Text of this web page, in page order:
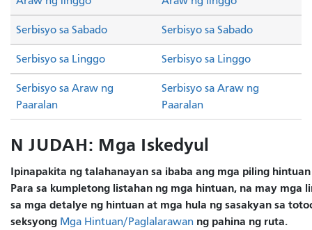
Serbisyo sa Sabado Serbisyo sa Sabado
Serbisyo sa Linggo Serbisyo sa Linggo
Serbisyo sa Araw ng
Paaralan
Serbisyo sa Araw ng
Paaralan
N JUDAH: Mga Iskedyul
Ipinapakita ng talahanayan sa ibaba ang mga piling
Para sa kumpletong listahan ng mga hintuan, na may mga
sa mga detalye ng hintuan at mga hula ng sasakyan sa
seksyong Mga Hintuan/Paglalarawan ng pahina ng ruta.